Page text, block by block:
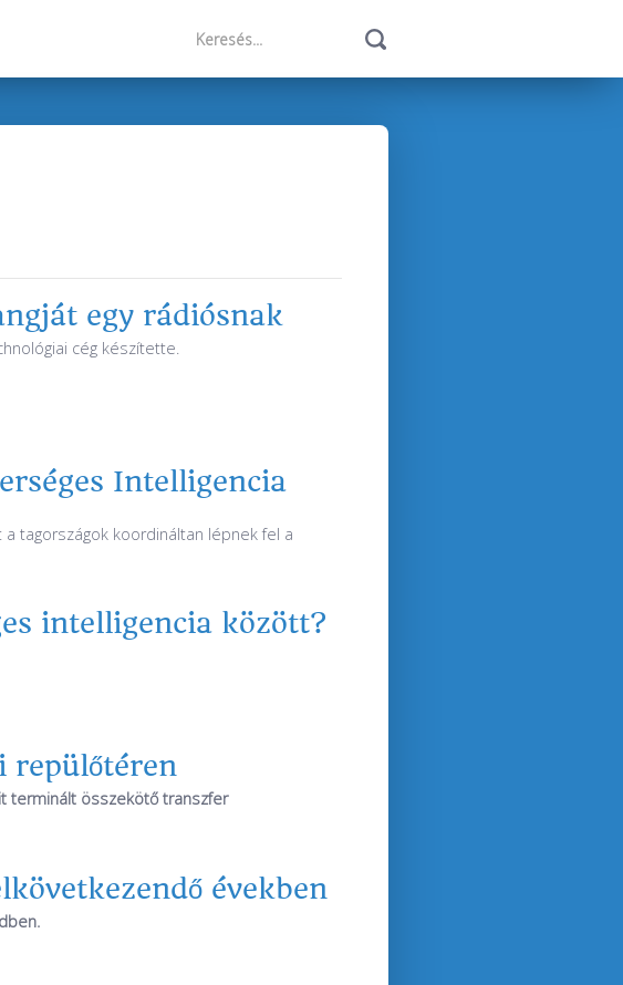
egy rádiósnak
cég készítette.
Intelligencia
tagországok koordináltan lépnek fel a
intelligencia között?
repülőtéren
terminált összekötő transzfer
években